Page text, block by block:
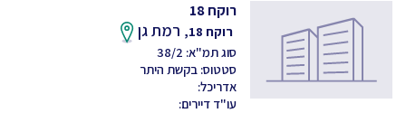
רוקח 18
רוקח 18, רמת גן
סוג תמ"א: 38/2
סטטוס: בקשת היתר
אדריכל:
עו"ד דיירים: